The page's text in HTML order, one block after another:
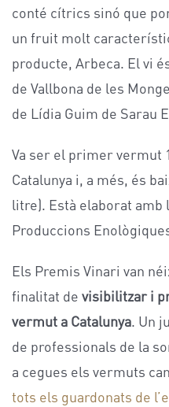
conté cítrics sinó que
un fruit molt
producte, Arbeca. El vi
de Vallbona de les
de Lídia Guim de Sarau
Va ser el primer vermut
Catalunya i, a més, és
litre). Està elaborat amb
Produccions
Els Premis Vinari van
finalitat de visibilitzar i
vermut a Catalunya. Un
de professionals de la
a cegues els vermuts
tots els guardonats de